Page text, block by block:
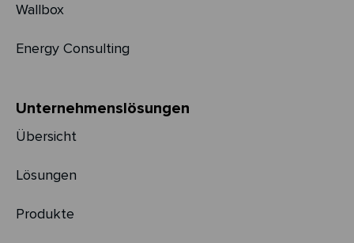
Wallbox
Energy Consulting
Unternehmens­­lösungen
Übersicht
Lösungen
Produkte